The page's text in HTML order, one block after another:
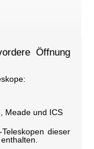
Öffnung
Meade und ICS
dieser